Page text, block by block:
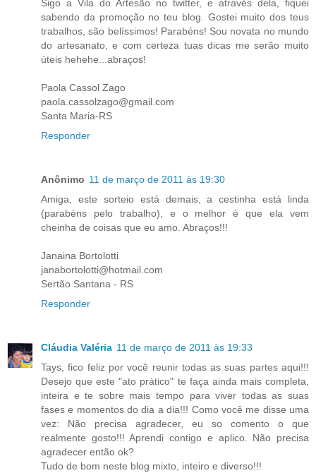
Sigo a Vila do Artesão no twitter, e através dela, fiquei
sabendo da promoção no teu blog. Gostei muito dos teus
trabalhos, são belíssimos! Parabéns! Sou novata no mundo
do artesanato, e com certeza tuas dicas me serão muito
úteis hehehe...abraços!
Paola Cassol Zago
paola.cassolzago@gmail.com
Santa Maria-RS
Responder
Anônimo 11 de março de 2011 às 19:30
Amiga, este sorteio está demais, a cestinha está linda
(parabéns pelo trabalho), e o melhor é que ela vem
cheinha de coisas que eu amo. Abraços!!!
Janaina Bortolotti
janabortolotti@hotmail.com
Sertão Santana - RS
Responder
Cláudia Valéria 11 de março de 2011 às 19:33
Tays, fico feliz por você reunir todas as suas partes aqui!!!
Desejo que este "ato prático" te faça ainda mais completa,
inteira e te sobre mais tempo para viver todas as suas
fases e momentos do dia a dia!!! Como você me disse uma
vez: Não precisa agradecer, eu so comento o que
realmente gosto!!! Aprendi contigo e aplico. Não precisa
agradecer então ok?
Tudo de bom neste blog mixto, inteiro e diverso!!!